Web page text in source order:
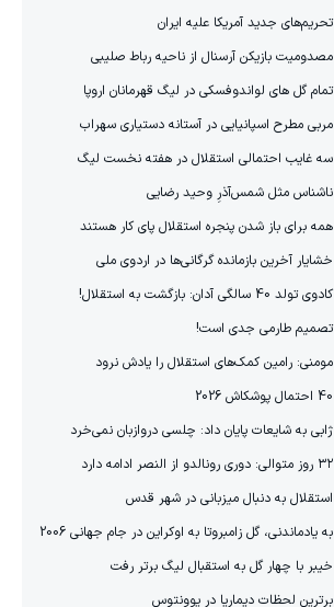
تحریم‌های جدید آمریکا علیه ایران
مصدومیت بازیکن آرسنال از ناحیه رباط صلیبی
تمام گل های لواندوفسکی در لیگ قهرمانان اروپا
مربی مطرح اسپانیایی در آستانه دستیاری سهراب
سه غایب احتمالی استقلال در هفته نخست لیگ
ناشناس مثل شمس‌آذرِ وحید رضایی
همه برای باز شدن پنجره استقلال پای کار هستند
خشایار آخرین بازمانده گرگانی‌ها در اردوی ملی
کادوی تولد 40 سالگی آدان: بازگشت به استقلال!
تصمیم طارمی جدی است!
مومنی: رامین کمک‌های استقلال را یادش نرود
40 احتمال پوشکاش 2026
ژابی به شایعات پایان داد: چلسی دروازبان نمی‌خرد
۳۲ روز متوالی: دوری رونالدو از النصر ادامه دارد
استقلال به دنبال میزبانی در شهر قدس
به یادماندنی، گل زامبروتا به اوکراین در جام جهانی 2006
خیبر با چهار گل به استقبال لیگ برتر رفت
برترین لحظات دیماریا در یوونتوس